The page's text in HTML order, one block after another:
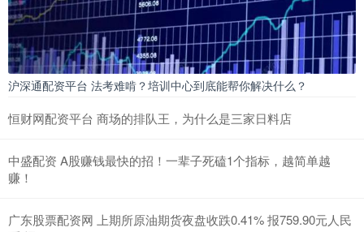
沪深通配资平台 法考难啃？培训中心到底能帮你解决什么？
恒财网配资平台 商场的排队王，为什么是三家日料店
中盛配资 A股赚钱最快的招！一辈子死磕1个指标，越简单越
赚！
广东股票配资网 上期所原油期货夜盘收跌0.41% 报759.90元人民